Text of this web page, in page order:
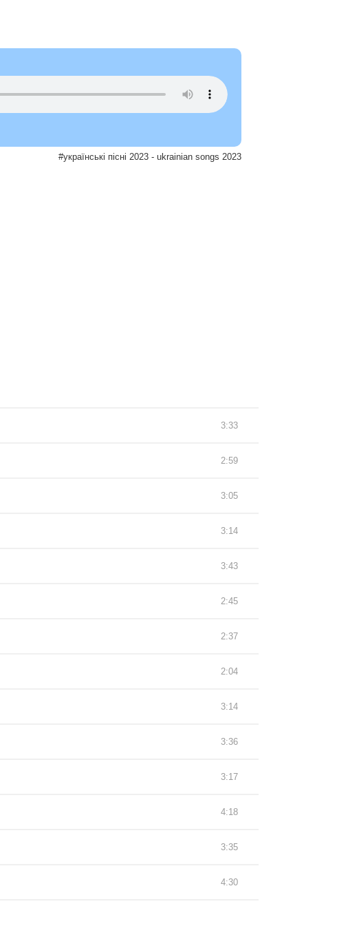
#українські пісні 2023 - ukrainian songs 2023
3:33
2:59
3:05
3:14
3:43
2:45
2:37
2:04
3:14
3:36
3:17
4:18
3:35
4:30